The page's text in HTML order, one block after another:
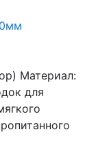
Материал:
для